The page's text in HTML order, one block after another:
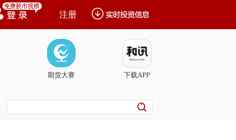
注册
期货大赛 下载APP